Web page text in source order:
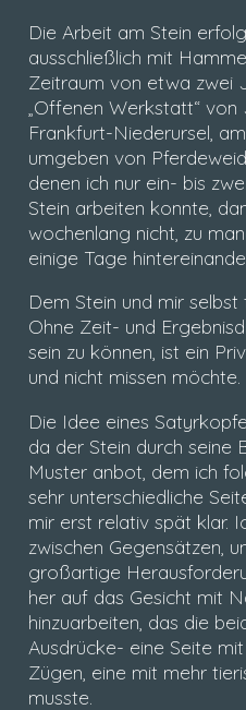
Die Arbeit am Stein
ausschließlich mit
Zeitraum von etwa zwei
„Offenen Werkstatt“
Frankfurt-Niederursel,
umgeben von
denen ich nur ein- bis
Stein arbeiten konnte,
wochenlang nicht, zu
einige Tage
Dem Stein und mir
Ohne Zeit- und
sein zu können, ist ein
und nicht missen möchte.
Die Idee eines
da der Stein durch seine
Muster anbot, dem ich
sehr unterschiedliche
mir erst relativ spät klar.
zwischen Gegensätzen,
großartige
her auf das Gesicht mit
hinzuarbeiten, das die
Ausdrücke- eine Seite
Zügen, eine mit mehr
musste.